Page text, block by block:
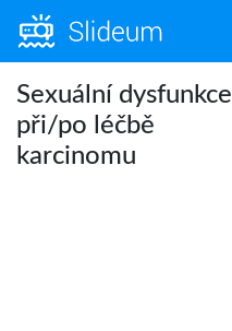
Sexuální dysfunkce
při/po léčbě
karcinomu